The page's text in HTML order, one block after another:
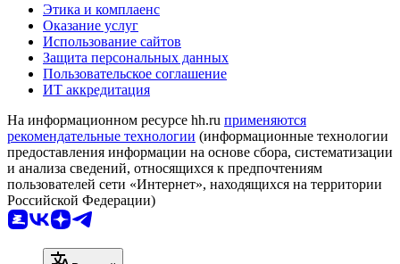
Этика и комплаенс
Оказание услуг
Использование сайтов
Защита персональных данных
Пользовательское соглашение
ИТ аккредитация
На информационном ресурсе hh.ru применяются
рекомендательные технологии (информационные технологии
предоставления информации на основе сбора, систематизации
и анализа сведений, относящихся к предпочтениям
пользователей сети «Интернет», находящихся на территории
Российской Федерации)